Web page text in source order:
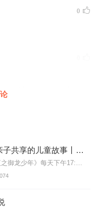
0
有 特 点 👏 有 合 适 的 机
的特别透彻， 表现力很猫七夜之御龙少年丨亲子共享的儿童故事丨奇喵宇宙
奇喵宇宙力作——《猫七夜之御龙少年》每天下午17:40，一起踏上契约师的旅途吧！>>>点击收听《蛇繁星之永恒国度》，看在逃公主如何开疆拓土<<<>>>不屈少年的...